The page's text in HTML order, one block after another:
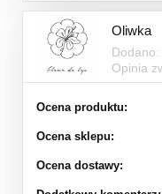
Oliwka
Opinia
Ocena produktu:
Ocena sklepu:
Ocena dostawy: